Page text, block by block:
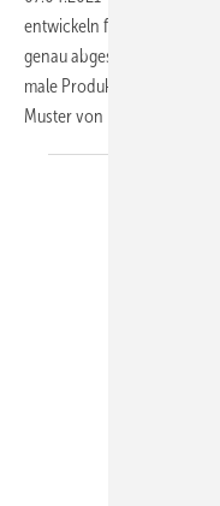
entwickeln für ihre Kunden
genau abgestimmt auf den
male Produktsicherheit
Muster von ­Profilen aus